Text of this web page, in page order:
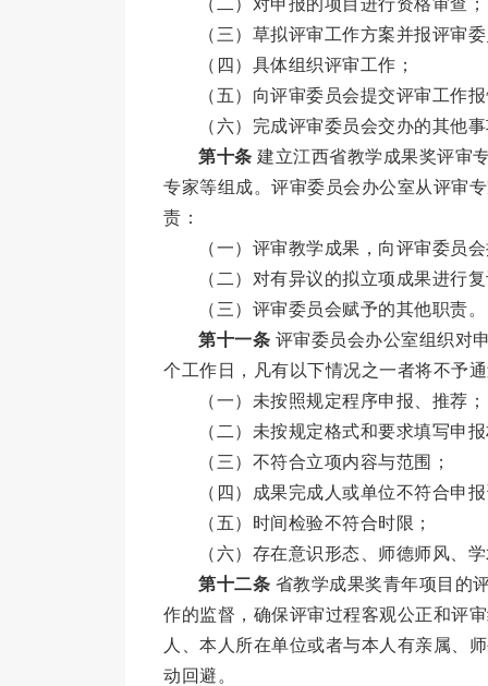
（二）对申报的项目进行资格审查；
（三）草拟评审工作方案并报评审
（四）具体组织评审工作；
（五）向评审委员会提交评审工作
（六）完成评审委员会交办的其他
第十条 建立江西省教学成果奖评审
专家等组成。评审委员会办公室从评审
责：
（一）评审教学成果，向评审委员
（二）对有异议的拟立项成果进行
（三）评审委员会赋予的其他职责。
第十一条 评审委员会办公室组织对
个工作日，凡有以下情况之一者将不予
（一）未按照规定程序申报、推荐；
（二）未按规定格式和要求填写申
（三）不符合立项内容与范围；
（四）成果完成人或单位不符合申
（五）时间检验不符合时限；
（六）存在意识形态、师德师风、
第十二条 省教学成果奖青年项目的
作的监督，确保评审过程客观公正和评
人、本人所在单位或者与本人有亲属、
动回避。